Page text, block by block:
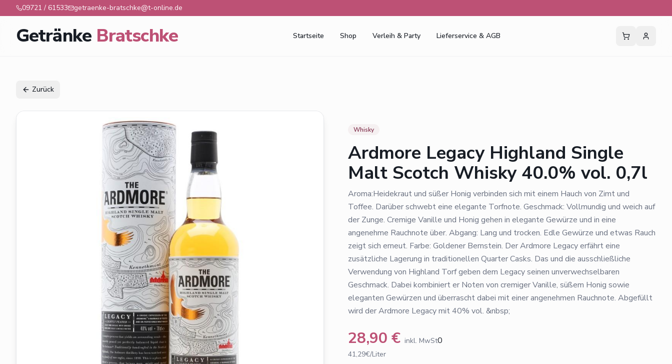
09721 / 61533 getraenke-bratschke@t-online.de
Getränke Bratschke Startseite Shop Verleih & Party Lieferservice & AGB
Zurück
Whisky
Ardmore Legacy Highland Single
Malt Scotch Whisky 40.0% vol. 0,7l
Aroma:Heidekraut und süßer Honig verbinden sich mit einem Hauch von Zimt und
Toffee. Darüber schwebt eine elegante Torfnote. Geschmack: Vollmundig und weich auf
der Zunge. Cremige Vanille und Honig gehen in elegante Gewürze und in eine
angenehme Rauchnote über. Abgang: Lang und trocken. Edle Gewürze und etwas Rauch
zeigt sich erneut. Farbe: Goldener Bernstein. Der Ardmore Legacy erfährt eine
zusätzliche Lagerung in traditionellen Quarter Casks. Das und die ausschließliche
Verwendung von Highland Torf geben dem Legacy seinen unverwechselbaren
Geschmack. Dabei kombiniert er Noten von cremiger Vanille, süßem Honig sowie
eleganten Gewürzen und überrascht dabei mit einer angenehmen Rauchnote. Abgefüllt
wird der Ardmore Legacy mit 40% vol. &nbsp;
28,90 € inkl. MwSt0
41,29€/Liter